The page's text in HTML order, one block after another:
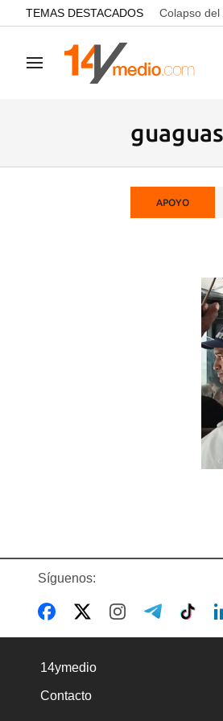
common.go-to-content
TEMAS DESTACADOS Colapso del
Navegación
APOYO
Síguenos:
14ymedio
Contacto